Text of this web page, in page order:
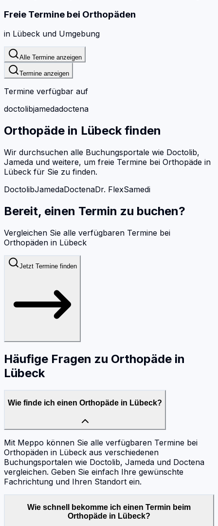
Freie Termine bei Orthopäden
in Lübeck und Umgebung
Alle Termine anzeigen
Termine anzeigen
Termine verfügbar auf
doctolibjamedadoctena
Orthopäde in Lübeckfinden
Wir durchsuchen alle Buchungsportale wie Doctolib,
Jameda und weitere, um freie Termine bei Orthopäde in
Lübeck für Sie zu finden.
DoctolibJamedaDoctenaDr. FlexSamedi
Bereit, einen Termin zu buchen?
Vergleichen Sie alle verfügbaren Termine bei
Orthopäden in Lübeck
Jetzt Termine finden
Häufige Fragen zu Orthopäde in
Lübeck
Wie finde ich einen Orthopäde in Lübeck?
Mit Meppo können Sie alle verfügbaren Termine bei
Orthopäden in Lübeck aus verschiedenen
Buchungsportalen wie Doctolib, Jameda und Doctena
vergleichen. Geben Sie einfach Ihre gewünschte
Fachrichtung und Ihren Standort ein.
Wie schnell bekomme ich einen Termin beim
Orthopäde in Lübeck?